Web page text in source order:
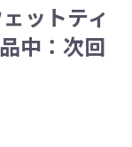
ットティ
中：次回